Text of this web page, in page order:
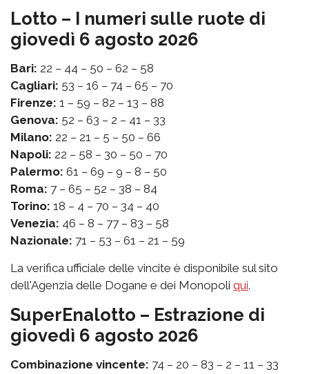
Lotto – I numeri sulle ruote di
giovedì 6 agosto 2026
Bari: 22 – 44 – 50 – 62 – 58
Cagliari: 53 – 16 – 74 – 65 – 70
Firenze: 1 – 59 – 82 – 13 – 88
Genova: 52 – 63 – 2 – 41 – 33
Milano: 22 – 21 – 5 – 50 – 66
Napoli: 22 – 58 – 30 – 50 – 70
Palermo: 61 – 69 – 9 – 8 – 50
Roma: 7 – 65 – 52 – 38 – 84
Torino: 18 – 4 – 70 – 34 – 40
Venezia: 46 – 8 – 77 – 83 – 58
Nazionale: 71 – 53 – 61 – 21 – 59
La verifica ufficiale delle vincite è disponibile sul sito
dell'Agenzia delle Dogane e dei Monopoli qui.
SuperEnalotto – Estrazione di
giovedì 6 agosto 2026
Combinazione vincente: 74 – 20 – 83 – 2 – 11 – 33